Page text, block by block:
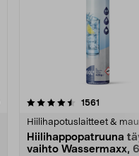
1561
Hiilihapotuslaitteet &
Hiilihappopatruuna
vaihto Wassermaxx,
4.5viidestä